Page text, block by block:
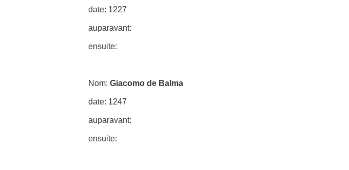
date: 1227
auparavant:
ensuite:
Nom: Giacomo de Balma
date: 1247
auparavant:
ensuite: